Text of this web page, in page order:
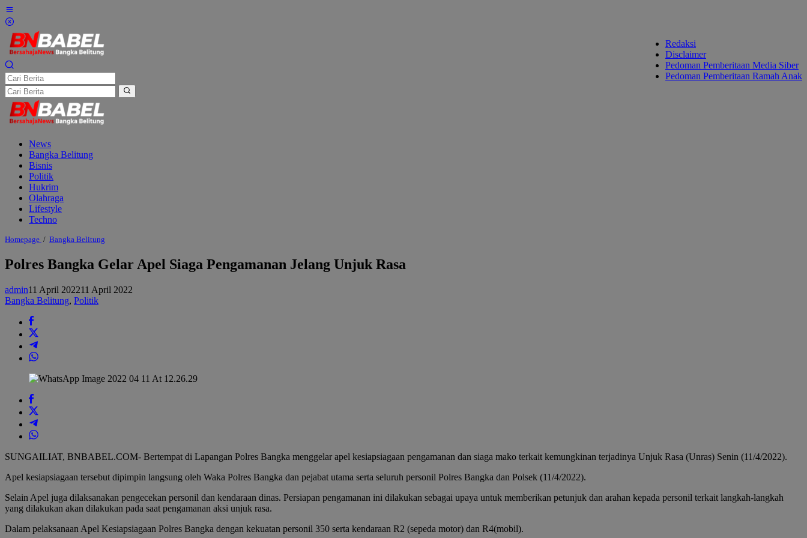
Lewati
ke
konten
Redaksi
Disclaimer
Pedoman Pemberitaan Media Siber
Pedoman Pemberitaan Ramah Anak
News
Bangka Belitung
Bisnis
Politik
Hukrim
Olahraga
Lifestyle
Techno
Homepage / Bangka Belitung
Gelar
Apel
Pengamanan
Polres Bangka Gelar Apel Siaga Pengamanan Jelang Unjuk Rasa
admin11 April 202211 April 2022
Bangka Belitung, Politik
SUNGAILIAT, BNBABEL.COM- Bertempat di Lapangan Polres Bangka menggelar apel kesiapsiagaan pengamanan dan siaga mako terkait kemungkinan terjadinya Unjuk Rasa (Unras) Senin (11/4/2022).
Apel kesiapsiagaan tersebut dipimpin langsung oleh Waka Polres Bangka dan pejabat utama serta seluruh personil Polres Bangka dan Polsek (11/4/2022).
Selain Apel juga dilaksanakan pengecekan personil dan kendaraan dinas. Persiapan pengamanan ini dilakukan sebagai upaya untuk memberikan petunjuk dan arahan kepada personil terkait langkah-langkah
yang dilakukan akan dilakukan pada saat pengamanan aksi unjuk rasa.
Dalam pelaksanaan Apel Kesiapsiagaan Polres Bangka dengan kekuatan personil 350 serta kendaraan R2 (sepeda motor) dan R4(mobil).